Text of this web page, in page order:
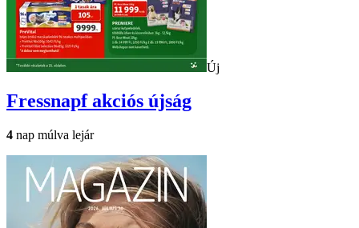
Új
Fressnapfakciós újság
4 nap múlva lejár